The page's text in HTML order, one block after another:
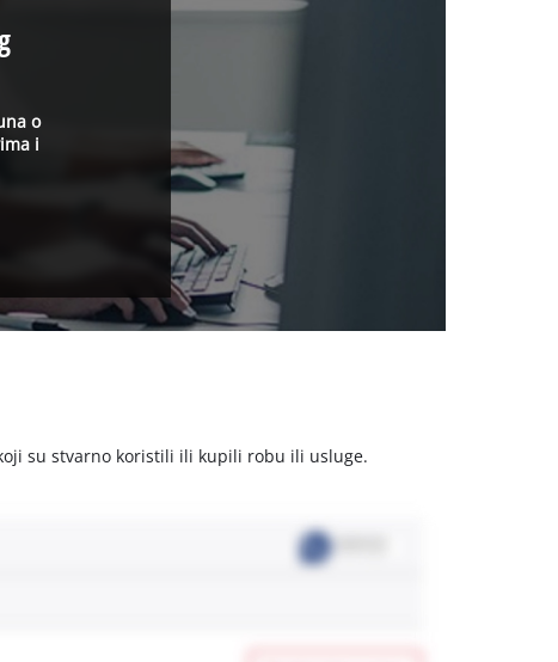
o
i
su stvarno koristili ili kupili robu ili usluge.